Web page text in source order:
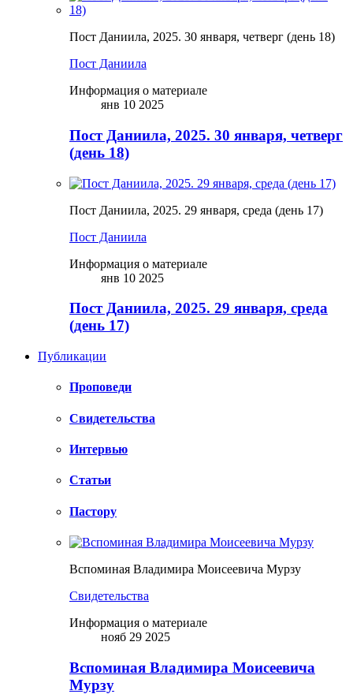
Пост Даниила, 2025. 30 января, четверг (день 18)
Пост Даниила
Информация о материале
янв 10 2025
Пост Даниила, 2025. 30 января, четверг
(день 18)
Пост Даниила, 2025. 29 января, среда (день 17)
Пост Даниила
Информация о материале
янв 10 2025
Пост Даниила, 2025. 29 января, среда
(день 17)
Публикации
Проповеди
Свидетельства
Интервью
Статьи
Пастору
Вспоминая Владимира Моисеевича Мурзу
Свидетельства
Информация о материале
нояб 29 2025
Вспоминая Владимира Моисеевича
Мурзу